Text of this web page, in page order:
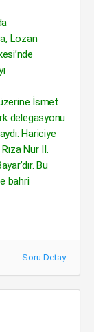
Lozan
İsmet
delegasyonu
Hariciye
Nur II.
Bu
bahri
Soru Detay